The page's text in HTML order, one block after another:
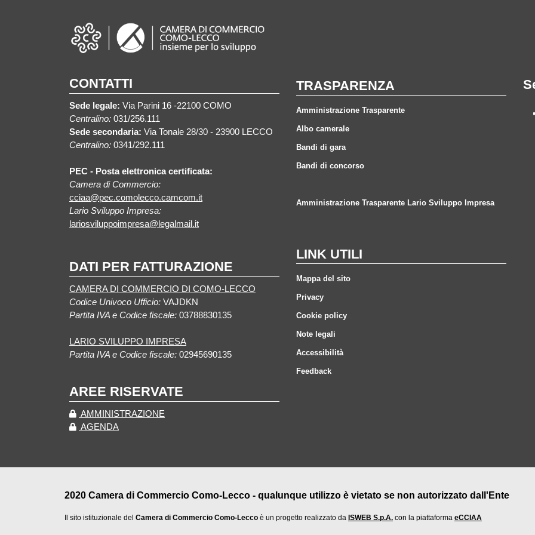
CONTATTI
Sede legale: Via Parini 16 -22100 COMO
Centralino: 031/256.111
Sede secondaria: Via Tonale 28/30 - 23900 LECCO
Centralino: 0341/292.111
PEC - Posta elettronica certificata:
Camera di Commercio:
cciaa@pec.comolecco.camcom.it
Lario Sviluppo Impresa:
lariosviluppoimpresa@legalmail.it
DATI PER FATTURAZIONE
CAMERA DI COMMERCIO DI COMO-LECCO
Codice Univoco Ufficio: VAJDKN
Partita IVA e Codice fiscale: 03788830135
LARIO SVILUPPO IMPRESA
Partita IVA e Codice fiscale: 02945690135
AREE RISERVATE
AMMINISTRAZIONE
AGENDA
TRASPARENZA
Amministrazione Trasparente
Albo camerale
Bandi di gara
Bandi di concorso
Amministrazione Trasparente Lario Sviluppo Impresa
LINK UTILI
Mappa del sito
Privacy
Cookie policy
Note legali
Accessibilità
Feedback
2020 Camera di Commercio Como-Lecco - qualunque utilizzo è vietato se non autorizzato dall'Ente
Il sito istituzionale del Camera di Commercio Como-Lecco è un progetto realizzato da ISWEB S.p.A. con la piattaforma eCCIAA